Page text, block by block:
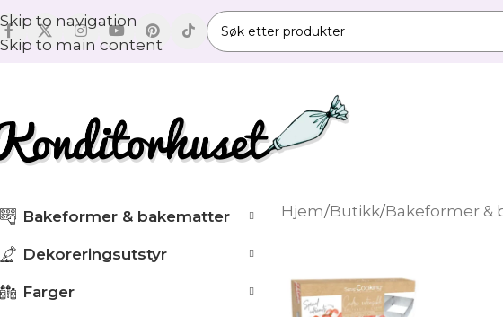
Skip to navigation
Skip to main content
Bakeformer & bakematter
Dekoreringsutstyr
Farger
Hjem/Butikk/Bakeformer &